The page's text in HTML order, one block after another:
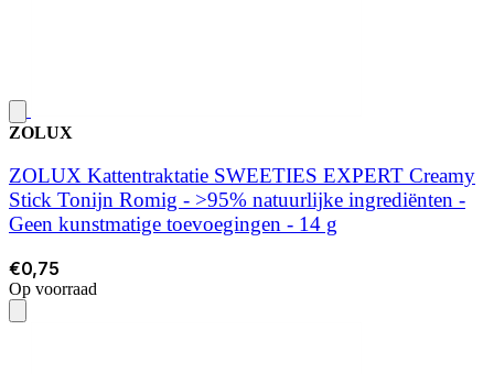
ZOLUX
ZOLUX Kattentraktatie SWEETIES EXPERT Creamy
Stick Tonijn Romig - >95% natuurlijke ingrediënten -
Geen kunstmatige toevoegingen - 14 g
€0,75
Op voorraad